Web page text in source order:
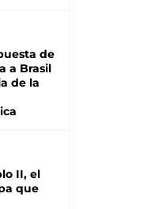
de
a Brasil
de la
II, el
que